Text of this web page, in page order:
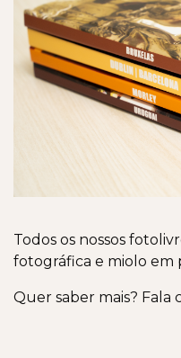
Todos os nossos
fotográfica e miolo em
Quer saber mais? Fala